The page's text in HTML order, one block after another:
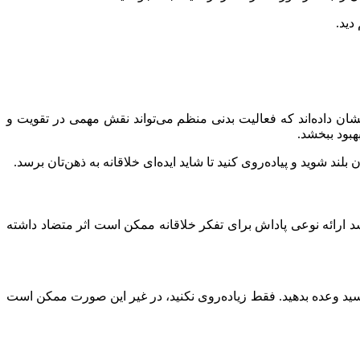
قدیمی نشان داده‌اند که فعالیت بدنی منظم می‌تواند نقش مهمی در تقویت و
ببخشد.
شوید و پیاده‌روی کنید تا شاید ایده‌ای خلاقانه به ذهن‌تان برسد.
ارائه نوعی پاداش برای تفکر خلاقانه ممکن است اثر متضاد داشته
وعده بدهید. فقط زیاده‌روی نکنید، در غیر این صورت ممکن است